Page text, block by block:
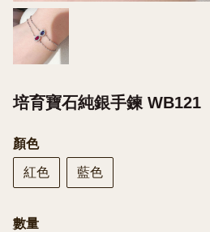
培育寶石純銀手鍊 WB121
顏色
紅色 藍色
數量